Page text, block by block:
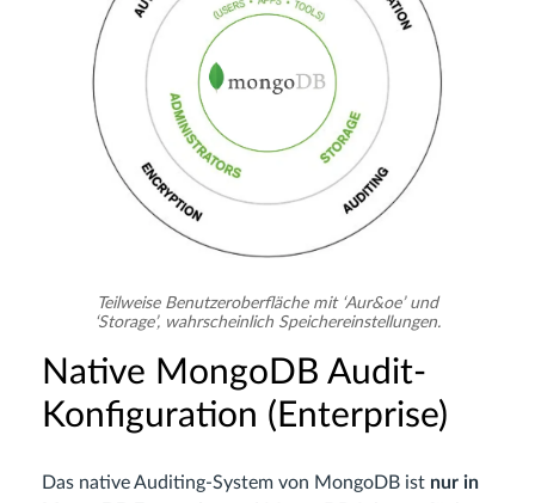
Teilweise Benutzeroberfläche mit ‘Aur&oe’ und
‘Storage’, wahrscheinlich Speichereinstellungen.
Native MongoDB Audit-
Konfiguration (Enterprise)
Das native Auditing-System von MongoDB ist nur in